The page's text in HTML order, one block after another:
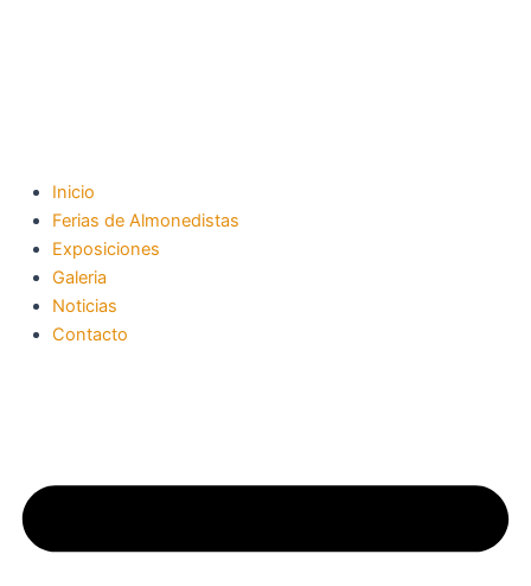
Inicio
Ferias de Almonedistas
Exposiciones
Galeria
Noticias
Contacto